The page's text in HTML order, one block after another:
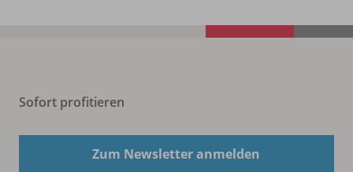
Sofort profitieren
Zum Newsletter anmelden